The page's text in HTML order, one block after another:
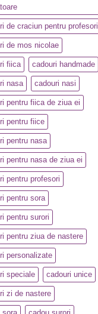
de craciun pentru profesori
de mos nicolae
fiica cadouri handmade
nasa cadouri nasi
pentru fiica de ziua ei
pentru fiice
pentru nasa
pentru nasa de ziua ei
pentru profesori
pentru sora
pentru surori
pentru ziua de nastere
personalizate
speciale cadouri unice
zi de nastere